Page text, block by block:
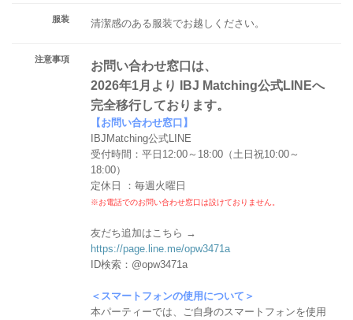
服装 清潔感のある服装でお越しください。
注意事項
お問い合わせ窓口は、
2026年1月より IBJ Matching公式LINEへ
完全移行しております。
【お問い合わせ窓口】
IBJMatching公式LINE
受付時間：平日12:00～18:00（土日祝10:00～
18:00）
定休日 ：毎週火曜日
※お電話でのお問い合わせ窓口は設けておりません。
友だち追加はこちら →
https://page.line.me/opw3471a
ID検索：@opw3471a
＜スマートフォンの使用について＞
本パーティーでは、ご自身のスマートフォンを使用